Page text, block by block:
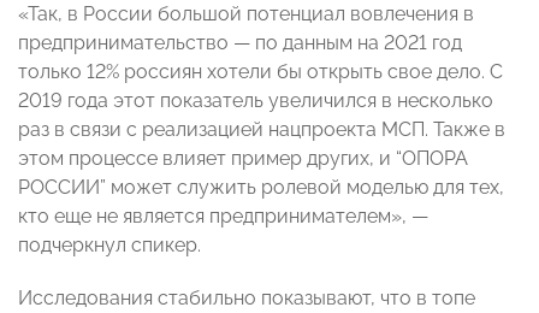
«Так, в России большой потенциал вовлечения в
предпринимательство — по данным на 2021 год
только 12% россиян хотели бы открыть свое дело. С
2019 года этот показатель увеличился в несколько
раз в связи с реализацией нацпроекта МСП. Также в
этом процессе влияет пример других, и “ОПОРА
РОССИИ” может служить ролевой моделью для тех,
кто еще не является предпринимателем», —
подчеркнул спикер.
Исследования стабильно показывают, что в топе